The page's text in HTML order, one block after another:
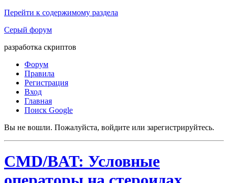
Перейти к содержимому раздела
Серый форум
разработка скриптов
Форум
Правила
Регистрация
Вход
Главная
Поиск Google
Вы не вошли. Пожалуйста, войдите или зарегистрируйтесь.
CMD/BAT: Условные